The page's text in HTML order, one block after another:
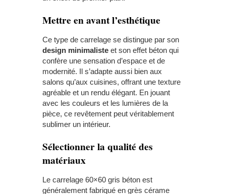
Mettre en avant l’esthétique
Ce type de carrelage se distingue par son
design minimaliste et son effet béton qui
confère une sensation d’espace et de
modernité. Il s’adapte aussi bien aux
salons qu’aux cuisines, offrant une texture
agréable et un rendu élégant. En jouant
avec les couleurs et les lumières de la
pièce, ce revêtement peut véritablement
sublimer un intérieur.
Sélectionner la qualité des
matériaux
Le carrelage 60×60 gris béton est
généralement fabriqué en grès cérame